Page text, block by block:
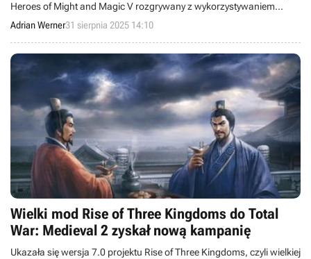
Heroes of Might and Magic V rozgrywany z wykorzystywaniem
polskiego moda Heroes 5: Arena.
Adrian Werner31 sierpnia 2025 14:10
Wielki mod Rise of Three Kingdoms do Total
War: Medieval 2 zyskał nową kampanię
Ukazała się wersja 7.0 projektu Rise of Three Kingdoms, czyli wielkiej